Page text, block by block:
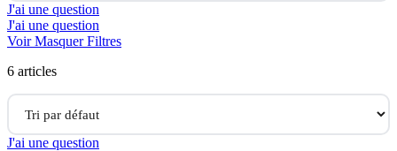
J'ai une question
J'ai une question
Voir Masquer Filtres
6 articles
J'ai une question